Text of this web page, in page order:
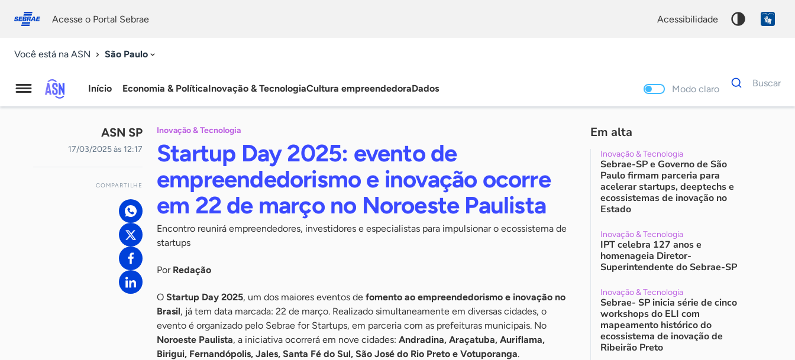
conosco
Acesse o Portal Sebrae acessibilidade
Você está na ASN São Paulo
Agência
Sebrae
Notícias
Início Economia & PolíticaInovação & TecnologiaCultura empreendedoraDados Modo claro
Dados
para
Buscar
ASN SP
17/03/2025 às 12:17
COMPARTILHE
Inovação & Tecnologia
Startup Day 2025: evento de
empreendedorismo e inovação ocorre
em 22 de março no Noroeste Paulista
Encontro reunirá empreendedores, investidores e especialistas para impulsionar o ecossistema de
startups
Por Redação
O Startup Day 2025, um dos maiores eventos de fomento ao empreendedorismo e inovação no
Brasil, já tem data marcada: 22 de março. Realizado simultaneamente em diversas cidades, o
evento é organizado pelo Sebrae for Startups, em parceria com as prefeituras municipais. No
Noroeste Paulista, a iniciativa ocorrerá em nove cidades: Andradina, Araçatuba, Auriflama,
Birigui, Fernandópolis, Jales, Santa Fé do Sul, São José do Rio Preto e Votuporanga.
Em alta
Inovação & Tecnologia
Sebrae-SP e Governo de São
Paulo firmam parceria para
acelerar startups, deeptechs e
ecossistemas de inovação no
Estado
Inovação & Tecnologia
IPT celebra 127 anos e
homenageia Diretor-
Superintendente do Sebrae-SP
Inovação & Tecnologia
Sebrae- SP inicia série de cinco
workshops do ELI com
mapeamento histórico do
ecossistema de inovação de
Ribeirão Preto